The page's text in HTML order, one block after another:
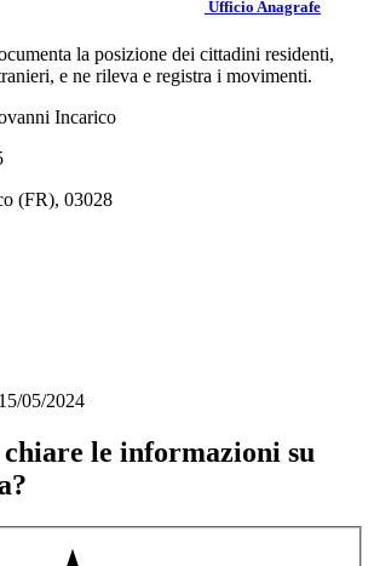
Ufficio Anagrafe
la posizione dei cittadini residenti,
e ne rileva e registra i movimenti.
Incarico
(FR), 03028
05/2024
chiare le informazioni su